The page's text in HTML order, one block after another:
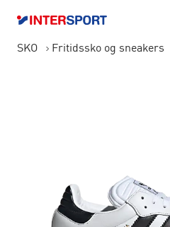
SKO Fritidssko og sneakers